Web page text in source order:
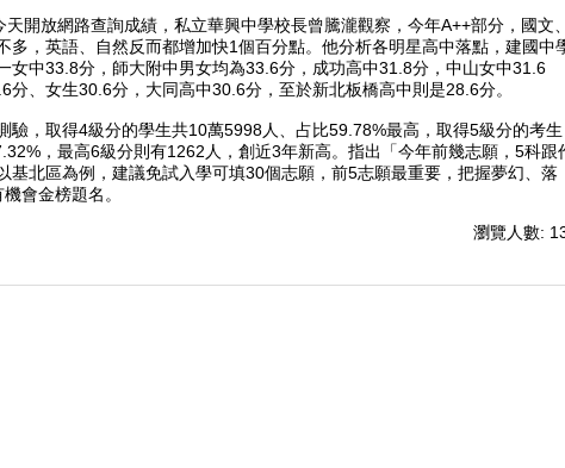
開放網路查詢成績，私立華興中學校長曾騰瀧觀察，今年A++部分，國文、
多，英語、自然反而都增加快1個百分點。他分析各明星高中落點，建國中
女中33.8分，師大附中男女均為33.6分，成功高中31.8分，中山女中31.6
分、女生30.6分，大同高中30.6分，至於新北板橋高中則是28.6分。
驗，取得4級分的學生共10萬5998人、占比59.78%最高，取得5級分的考生
，最高6級分則有1262人，創近3年新高。指出「今年前幾志願，5科跟
基北區為例，建議免試入學可填30個志願，前5志願最重要，把握夢幻、落
會金榜題名。
瀏覽人數: